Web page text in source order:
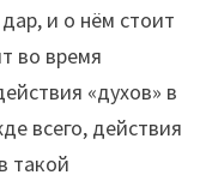
и о нём стоит
во время
«духов» в
всего, действия
такой